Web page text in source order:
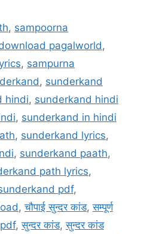
, sampoorna
pagalworld ,
, sampurna
, sunderkand
hindi, sunderkand hindi
, sunderkand in hindi
, sunderkand lyrics,
, sunderkand paath,
path lyrics,
pdf,
,चौपाई सुन्दर कांड,सम्पूर्ण
pdf,सुन्दर कांड,सुन्दर कांड